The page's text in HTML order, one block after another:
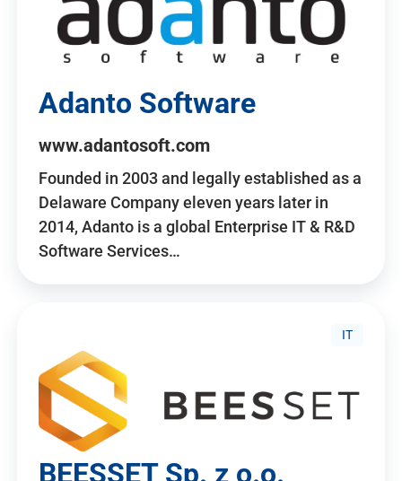
Adanto Software
www.adantosoft.com
Founded in 2003 and legally established as a
Delaware Company eleven years later in
2014, Adanto is a global Enterprise IT & R&D
Software Services…
IT
BEESSET Sp. z o.o.